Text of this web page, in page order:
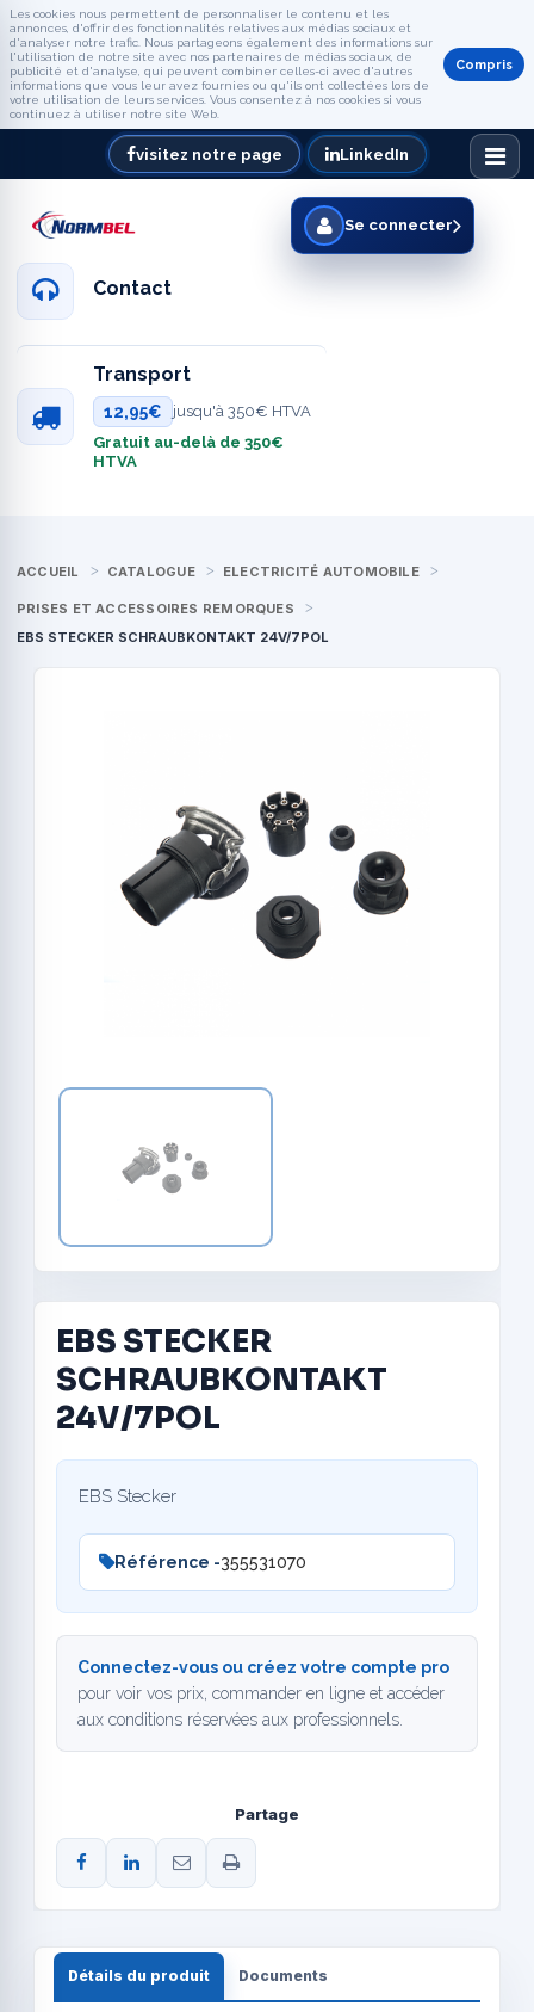
Les cookies nous permettent de personnaliser le contenu et les
annonces, d'offrir des fonctionnalités relatives aux médias sociaux et
d'analyser notre trafic. Nous partageons également des informations sur
l'utilisation de notre site avec nos partenaires de médias sociaux, de
publicité et d'analyse, qui peuvent combiner celles-ci avec d'autres
informations que vous leur avez fournies ou qu'ils ont collectées lors de
votre utilisation de leurs services. Vous consentez à nos cookies si vous
continuez à utiliser notre site Web.
Compris
visitez notre page LinkedIn
Contact
Transport
12,95€
jusqu'à 350€ HTVA
Gratuit au-delà de 350€
HTVA
Se connecter
ACCUEIL CATALOGUE ELECTRICITÉ AUTOMOBILE
PRISES ET ACCESSOIRES REMORQUES
EBS STECKER SCHRAUBKONTAKT 24V/7POL
EBS STECKER
SCHRAUBKONTAKT
24V/7POL
EBS Stecker
Référence -355531070
Connectez-vous ou créez votre compte pro
pour voir vos prix, commander en ligne et accéder
aux conditions réservées aux professionnels.
Partage
Détails du produit Documents